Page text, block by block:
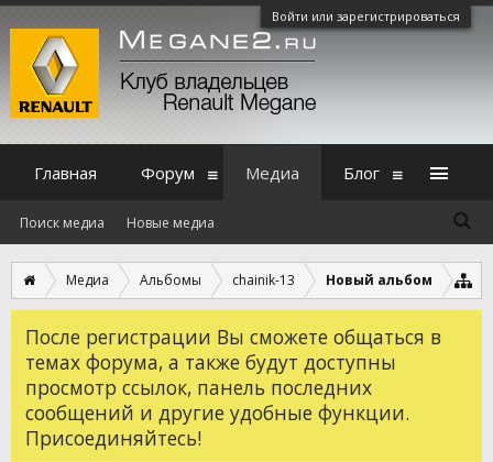
Войти или зарегистрироваться
Медиа Альбомы chainik-13 Новый альбом
После регистрации Вы сможете общаться в
темах форума, а также будут доступны
просмотр ссылок, панель последних
сообщений и другие удобные функции.
Присоединяйтесь!
Главная Форум Медиа
Поиск медиа Новые медиа
Блог